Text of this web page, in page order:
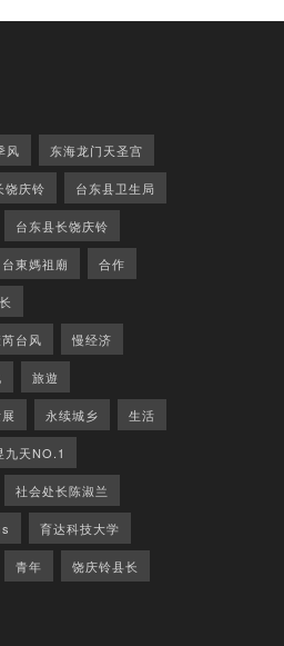
风 东海龙门天圣宫
饶庆铃 台东县卫生局
台东县长饶庆铃
台東媽祖廟 合作
芮台风 慢经济
旅遊
永续城乡 生活
九天NO.1
社会处长陈淑兰
育达科技大学
青年 饶庆铃县长